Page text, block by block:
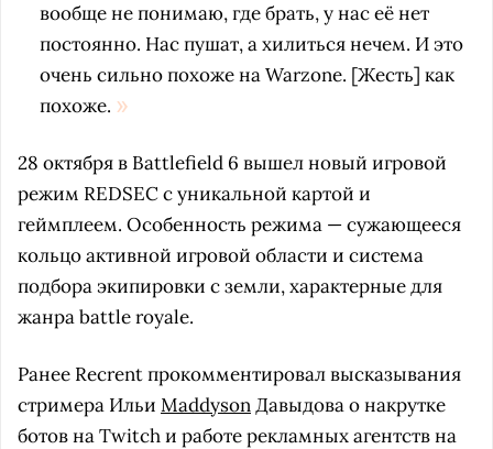
вообще не понимаю, где брать, у нас её нет
постоянно. Нас пушат, а хилиться нечем. И это
очень сильно похоже на Warzone. [Жесть] как
похоже.
28 октября в Battlefield 6 вышел новый игровой
режим REDSEC с уникальной картой и
геймплеем. Особенность режима — сужающееся
кольцо активной игровой области и система
подбора экипировки с земли, характерные для
жанра battle royale.
Ранее Recrent прокомментировал высказывания
стримера Ильи MaddysonДавыдова о накрутке
ботов на Twitch и работе рекламных агентств на